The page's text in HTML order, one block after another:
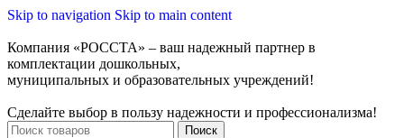
Skip to navigation Skip to main content
Компания «РОССТА» – ваш надежный партнер в
комплектации дошкольных,
муниципальных и образовательных учреждений!
Сделайте выбор в пользу надежности и профессионализма!
Поиск